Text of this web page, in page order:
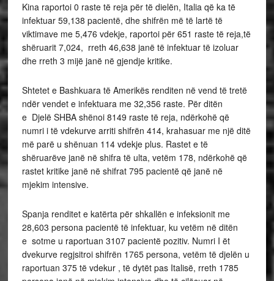
Kina raportoi 0 raste të reja për të dielën, Italia që ka të
infektuar 59,138 pacientë, dhe shifrën më të lartë të
viktimave me 5,476 vdekje, raportoi për 651 raste të reja,të
shëruarit 7,024, rreth 46,638 janë të infektuar të izoluar
dhe rreth 3 mijë janë në gjendje kritike.
Shtetet e Bashkuara të Amerikës renditen në vend të tretë
ndër vendet e infektuara me 32,356 raste. Për ditën
e Djelë SHBA shënoi 8149 raste të reja, ndërkohë që
numri i të vdekurve arriti shifrën 414, krahasuar me një ditë
më parë u shënuan 114 vdekje plus. Rastet e të
shëruarëve janë në shifra të ulta, vetëm 178, ndërkohë që
rastet kritike janë në shifrat 795 pacientë që janë në
mjekim intensive.
Spanja renditet e katërta për shkallën e infeksionit me
28,603 persona pacientë të infektuar, ku vetëm në ditën
e sotme u raportuan 3107 pacientë pozitiv. Numri I ët
dvekurve regjsitroi shifrën 1765 persona, vetëm të djelën u
raportuan 375 të vdekur , të dytët pas Italisë, rreth 1785